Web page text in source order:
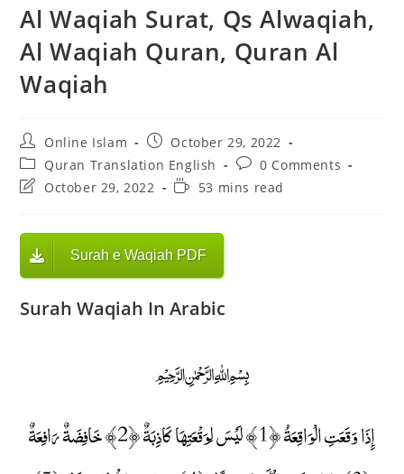
Al Waqiah Surat, Qs Alwaqiah,
Al Waqiah Quran, Quran Al
Waqiah
Post
author:
Online Islam
Post
published:
October 29, 2022
Post
category:
Quran Translation English
Post
comments:
0 Comments
PostOctober 29, 2022
Reading53 mins read
Surah e Waqiah PDF
Surah Waqiah In Arabic
﷽
إِذَا وَقَعَتِ الْوَاقِعَةُ ﴿1﴾ لَيْسَ لِوَقْعَتِهَا كَاذِبَةٌ ﴿2﴾ خَافِضَةٌ رَافِعَةٌ